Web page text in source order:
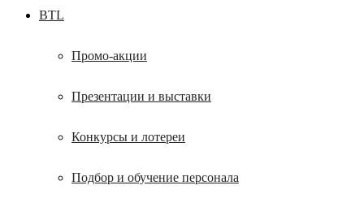
BTL
Промо-акции
Презентации и выставки
Конкурсы и лотереи
Подбор и обучение персонала